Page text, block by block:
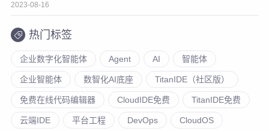
2023-08-16
热门标签
企业数字化智能体 Agent AI 智能体
企业智能体 数智化AI底座 TitanIDE（社区版）
免费在线代码编辑器 CloudIDE免费 TitanIDE免费
云端IDE 平台工程 DevOps CloudOS